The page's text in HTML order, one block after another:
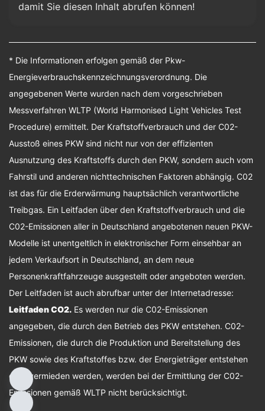
damit Sie diesen Inhalt abrufen können!
* Die Informationen erfolgen gemäß der Pkw-
Energieverbrauchskennzeichnungsverordnung. Die
angegebenen Werte wurden nach dem vorgeschrieben
Messverfahren WLTP (World Harmonised Light Vehicles Test
Procedure) ermittelt. Der Kraftstoffverbrauch und der C02-
Ausstoß eines PKW sind nicht nur von der effizienten
Ausnutzung des Kraftstoffs durch den PKW, sondern auch vom
Fahrstil und anderen nichttechnischen Faktoren abhängig. C02
ist das für die Erderwärmung hauptsächlich verantwortliche
Treibgas. Ein Leitfaden über den Kraftstoffverbrauch und die
C02-Emissionen aller in Deutschland angebotenen neuen PKW-
Modelle ist unentgeltlich in elektronischer Form einsehbar an
jedem Verkaufsort in Deutschland, an dem neue
Personenkraftfahrzeuge ausgestellt oder angeboten werden.
Der Leitfaden ist auch abrufbar unter der Internetadresse:
Leitfaden CO2. Es werden nur die C02-Emissionen
angegeben, die durch den Betrieb des PKW entstehen. C02-
Emissionen, die durch die Produktion und Bereitstellung des
PKW sowie des Kraftstoffes bzw. der Energieträger entstehen
oder vermieden werden, werden bei der Ermittlung der C02-
Emissionen gemäß WLTP nicht berücksichtigt.